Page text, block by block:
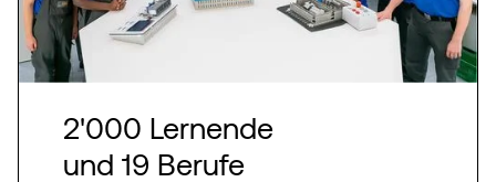
2'000 Lernende
und 19 Berufe